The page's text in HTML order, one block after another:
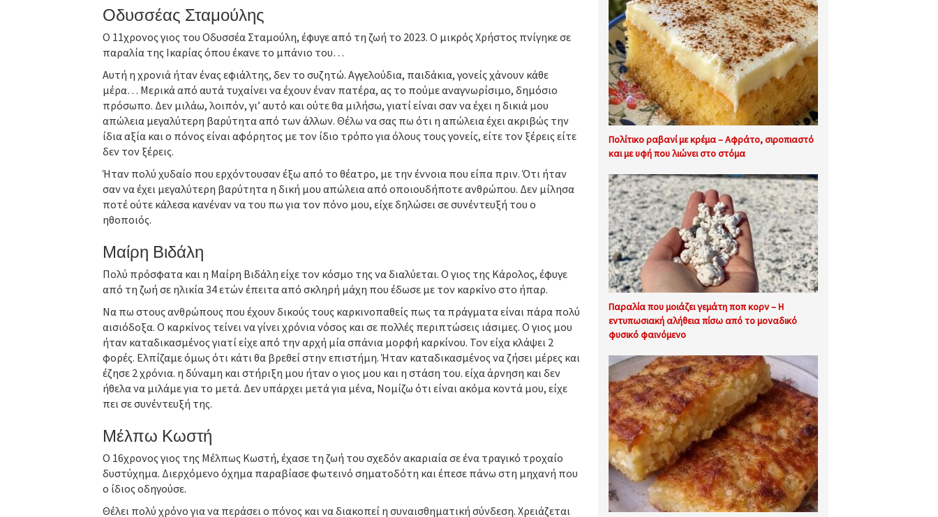
Οδυσσέας Σταμούλης
Ο 11χρονος γιος του Οδυσσέα Σταμούλη, έφυγε από τη ζωή το 2023. Ο μικρός Χρήστος πνίγηκε σε
παραλία της Ικαρίας όπου έκανε το μπάνιο του…
Αυτή η χρονιά ήταν ένας εφιάλτης, δεν το συζητώ. Αγγελούδια, παιδάκια, γονείς χάνουν κάθε
μέρα… Μερικά από αυτά τυχαίνει να έχουν έναν πατέρα, ας το πούμε αναγνωρίσιμο, δημόσιο
πρόσωπο. Δεν μιλάω, λοιπόν, γι’ αυτό και ούτε θα μιλήσω, γιατί είναι σαν να έχει η δικιά μου
απώλεια μεγαλύτερη βαρύτητα από των άλλων. Θέλω να σας πω ότι η απώλεια έχει ακριβώς την
ίδια αξία και ο πόνος είναι αφόρητος με τον ίδιο τρόπο για όλους τους γονείς, είτε τον ξέρεις είτε
δεν τον ξέρεις.
Ήταν πολύ χυδαίο που ερχόντουσαν έξω από το θέατρο, με την έννοια που είπα πριν. Ότι ήταν
σαν να έχει μεγαλύτερη βαρύτητα η δική μου απώλεια από οποιουδήποτε ανθρώπου. Δεν μίλησα
ποτέ ούτε κάλεσα κανέναν να του πω για τον πόνο μου, είχε δηλώσει σε συνέντευξή του ο
ηθοποιός.
Μαίρη Βιδάλη
Πολύ πρόσφατα και η Μαίρη Βιδάλη είχε τον κόσμο της να διαλύεται. Ο γιος της Κάρολος, έφυγε
από τη ζωή σε ηλικία 34 ετών έπειτα από σκληρή μάχη που έδωσε με τον καρκίνο στο ήπαρ.
Να πω στους ανθρώπους που έχουν δικούς τους καρκινοπαθείς πως τα πράγματα είναι πάρα πολύ
αισιόδοξα. Ο καρκίνος τείνει να γίνει χρόνια νόσος και σε πολλές περιπτώσεις ιάσιμες. Ο γιος μου
ήταν καταδικασμένος γιατί είχε από την αρχή μία σπάνια μορφή καρκίνου. Τον είχα κλάψει 2
φορές. Ελπίζαμε όμως ότι κάτι θα βρεθεί στην επιστήμη. Ήταν καταδικασμένος να ζήσει μέρες και
έζησε 2 χρόνια. η δύναμη και στήριξη μου ήταν ο γιος μου και η στάση του. είχα άρνηση και δεν
ήθελα να μιλάμε για το μετά. Δεν υπάρχει μετά για μένα, Νομίζω ότι είναι ακόμα κοντά μου, είχε
πει σε συνέντευξή της.
Μέλπω Κωστή
Ο 16χρονος γιος της Μέλπως Κωστή, έχασε τη ζωή του σχεδόν ακαριαία σε ένα τραγικό τροχαίο
δυστύχημα. Διερχόμενο όχημα παραβίασε φωτεινό σηματοδότη και έπεσε πάνω στη μηχανή που
ο ίδιος οδηγούσε.
Θέλει πολύ χρόνο για να περάσει ο πόνος και να διακοπεί η συναισθηματική σύνδεση. Χρειάζεται
Πολίτικο ραβανί με κρέμα – Αφράτο, σιροπιαστό
και με υφή που λιώνει στο στόμα
Παραλία που μοιάζει γεμάτη ποπ κορν – Η
εντυπωσιακή αλήθεια πίσω από το μοναδικό
φυσικό φαινόμενο